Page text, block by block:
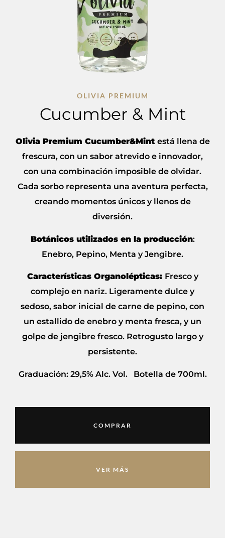
OLIVIA PREMIUM
Cucumber & Mint
Olivia Premium Cucumber&Mint está llena de
frescura, con un sabor atrevido e innovador,
con una combinación imposible de olvidar.
Cada sorbo representa una aventura perfecta,
creando momentos únicos y llenos de
diversión.
Botánicos utilizados en la producción:
Enebro, Pepino, Menta y Jengibre.
Características Organolépticas: Fresco y
complejo en nariz. Ligeramente dulce y
sedoso, sabor inicial de carne de pepino, con
un estallido de enebro y menta fresca, y un
golpe de jengibre fresco. Retrogusto largo y
persistente.
Graduación: 29,5% Alc. Vol. Botella de 700ml.
COMPRAR
VER MÁS